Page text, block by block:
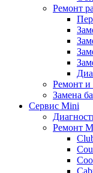
Ремонт
Ремонт и
Замена
Сервис Mini
Ремонт